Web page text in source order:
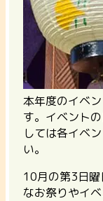
本年度のイベ
す。イベント
しては各イベ
い。
10月の第3日曜
なお祭りやイ